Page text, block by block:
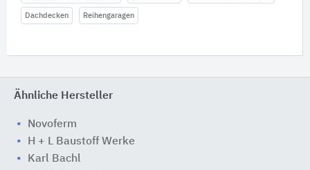
Dachdecken Reihengaragen
Ähnliche Hersteller
Novoferm
H + L Baustoff Werke
Karl Bachl